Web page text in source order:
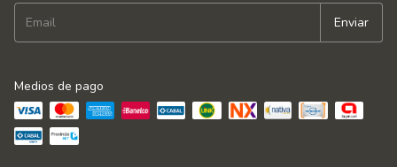
Medios de pago